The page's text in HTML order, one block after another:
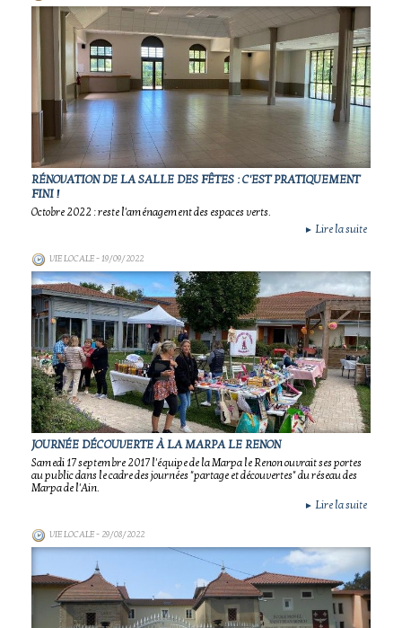
RÉNOVATION DE LA SALLE DES FÊTES : C'EST PRATIQUEMENT
FINI !
Octobre 2022 : reste l'aménagement des espaces verts.
► Lire la suite
VIE LOCALE- 19/09/2022
JOURNÉE DÉCOUVERTE À LA MARPA LE RENON
Samedi 17 septembre 2017 l'équipe de la Marpa le Renon ouvrait ses portes
au public dans le cadre des journées "partage et découvertes" du réseau des
Marpa de l'Ain.
► Lire la suite
VIE LOCALE- 29/08/2022